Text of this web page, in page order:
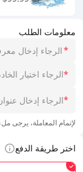
معلومات الطلب
*
*الرجاء اختيار
*
لإتمام المعاملة، يرجى
اختر طريقة الدفع